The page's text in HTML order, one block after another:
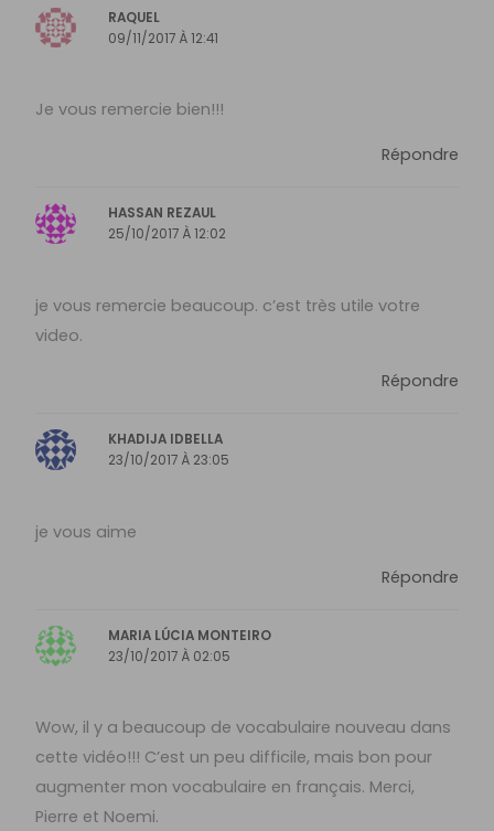
RAQUEL
09/11/2017 À 12:41
Je vous remercie bien!!!
Répondre
HASSAN REZAUL
25/10/2017 À 12:02
je vous remercie beaucoup. c’est très utile votre
video.
Répondre
KHADIJA IDBELLA
23/10/2017 À 23:05
je vous aime
Répondre
MARIA LÚCIA MONTEIRO
23/10/2017 À 02:05
Wow, il y a beaucoup de vocabulaire nouveau dans
cette vidéo!!! C’est un peu difficile, mais bon pour
augmenter mon vocabulaire en français. Merci,
Pierre et Noemi.